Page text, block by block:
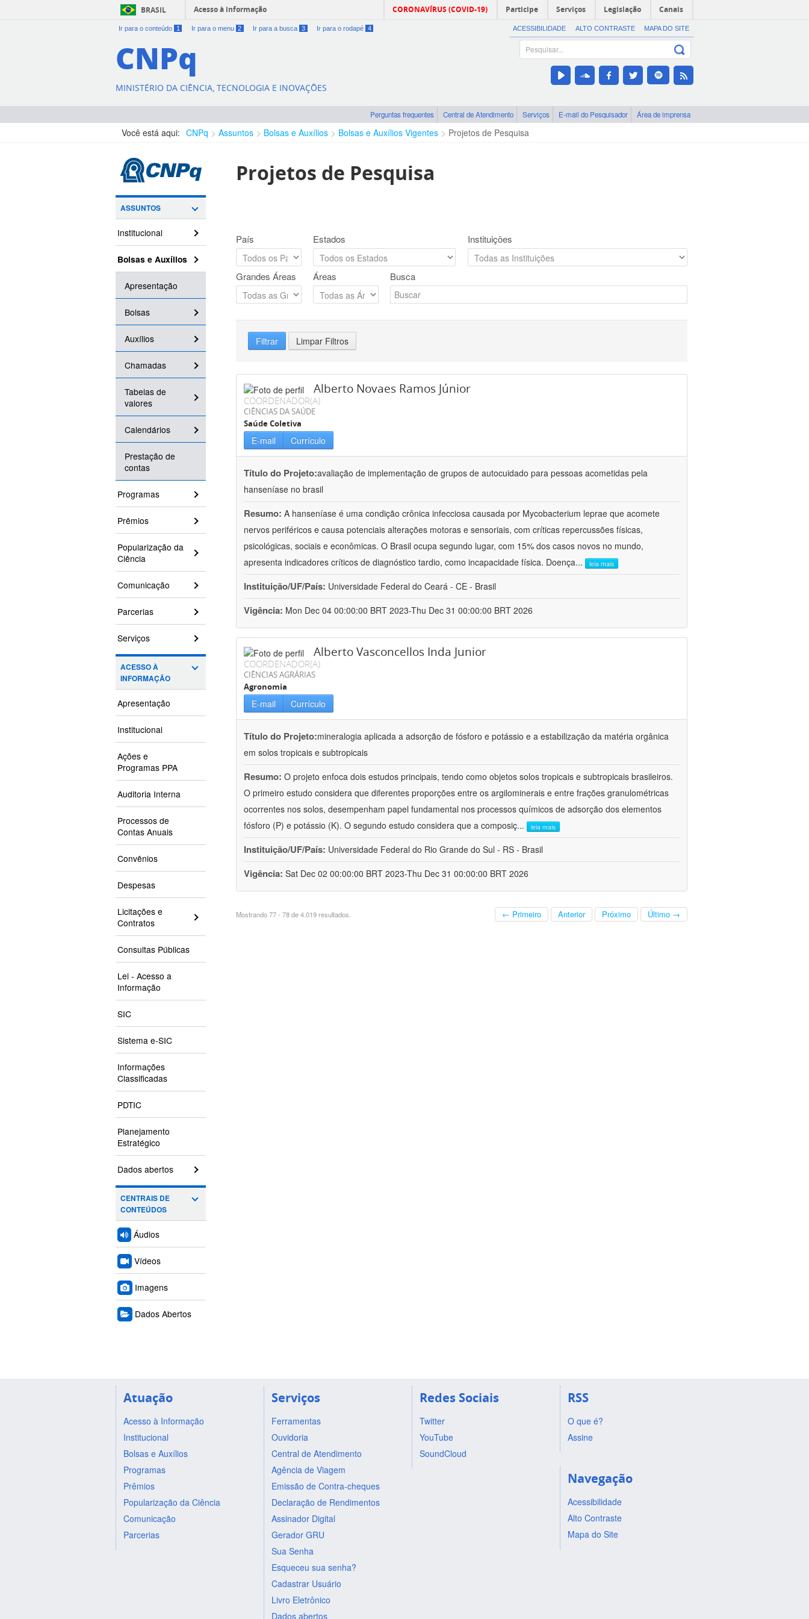
BRASIL Acesso à informação CORONAVÍRUS (COVID-19) Participe Serviços Legislação Canais
Ir para o conteúdo 1 Ir para o menu 2 Ir para a busca 3 Ir para o rodapé 4 ACESSIBILIDADE ALTO CONTRASTE MAPA DO SITE
CNPq
MINISTÉRIO DA CIÊNCIA, TECNOLOGIA E INOVAÇÕES
Perguntas frequentes Central de Atendimento Serviços E-mail do Pesquisador Área de imprensa
Você está aqui: CNPq Assuntos Bolsas e Auxílios Bolsas e Auxílios Vigentes Projetos de Pesquisa
ASSUNTOS
Institucional
Bolsas e Auxílios
Apresentação
Bolsas
Auxílios
Chamadas
Tabelas de
valores
Calendários
Prestação de
contas
Programas
Prêmios
Popularização da
Ciência
Comunicação
Parcerias
Serviços
ACESSO À
INFORMAÇÃO
Apresentação
Institucional
Ações e
Programas PPA
Auditoria Interna
Processos de
Contas Anuais
Convênios
Despesas
Licitações e
Contratos
Consultas Públicas
Lei - Acesso a
Informação
SIC
Sistema e-SIC
Informações
Classificadas
PDTIC
Planejamento
Estratégico
Dados abertos
CENTRAIS DE
CONTEÚDOS
Áudios
Vídeos
Imagens
Dados Abertos
Projetos de Pesquisa
País Estados Instituições
Grandes Áreas Áreas Busca
Filtrar Limpar Filtros
Alberto Novaes Ramos Júnior
COORDENADOR(A)
CIÊNCIAS DA SAÚDE
Saúde Coletiva
E-mail Currículo
Título do Projeto:avaliação de implementação de grupos de autocuidado para pessoas acometidas pela
hanseníase no brasil
Resumo: A hanseníase é uma condição crônica infecciosa causada por Mycobacterium leprae que acomete
nervos periféricos e causa potenciais alterações motoras e sensoriais, com críticas repercussões físicas,
psicológicas, sociais e econômicas. O Brasil ocupa segundo lugar, com 15% dos casos novos no mundo,
apresenta indicadores críticos de diagnóstico tardio, como incapacidade física. Doença... leia mais
Instituição/UF/País: Universidade Federal do Ceará - CE - Brasil
Vigência: Mon Dec 04 00:00:00 BRT 2023-Thu Dec 31 00:00:00 BRT 2026
Alberto Vasconcellos Inda Junior
COORDENADOR(A)
CIÊNCIAS AGRÁRIAS
Agronomia
E-mail Currículo
Título do Projeto:mineralogia aplicada a adsorção de fósforo e potássio e a estabilização da matéria orgânica
em solos tropicais e subtropicais
Resumo: O projeto enfoca dois estudos principais, tendo como objetos solos tropicais e subtropicais brasileiros.
O primeiro estudo considera que diferentes proporções entre os argilominerais e entre frações granulométricas
ocorrentes nos solos, desempenham papel fundamental nos processos químicos de adsorção dos elementos
fósforo (P) e potássio (K). O segundo estudo considera que a composiç... leia mais
Instituição/UF/País: Universidade Federal do Rio Grande do Sul - RS - Brasil
Vigência: Sat Dec 02 00:00:00 BRT 2023-Thu Dec 31 00:00:00 BRT 2026
Mostrando 77 - 78 de 4.019 resultados. ← Primeiro Anterior Próximo Último →
Atuação
Acesso à Informação
Institucional
Bolsas e Auxílios
Programas
Prêmios
Popularização da Ciência
Comunicação
Parcerias
Serviços
Ferramentas
Ouvidoria
Central de Atendimento
Agência de Viagem
Emissão de Contra-cheques
Declaração de Rendimentos
Assinador Digital
Gerador GRU
Sua Senha
Esqueceu sua senha?
Cadastrar Usuário
Livro Eletrônico
Dados abertos
Redes Sociais
Twitter
YouTube
SoundCloud
RSS
O que é?
Assine
Navegação
Acessibilidade
Alto Contraste
Mapa do Site